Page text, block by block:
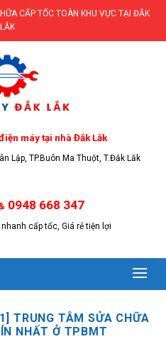
CẤP TỐC TOÀN KHU VỰC TẠI ĐẮK
LẮK
máy tại nhà Đắk Lắk
Lập, TP.Buôn Ma Thuột, T.Đắk Lắk
0948 668 347
cấp tốc, Giá rẻ tiện lợi
TRUNG TÂM SỬA CHỮA
NHẤT Ở TPBMT